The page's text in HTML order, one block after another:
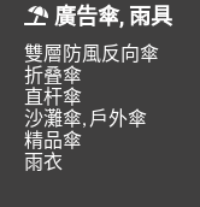
廣告傘, 雨具
雙層防風反向傘
折叠傘
直杆傘
沙灘傘, 戶外傘
精品傘
雨衣